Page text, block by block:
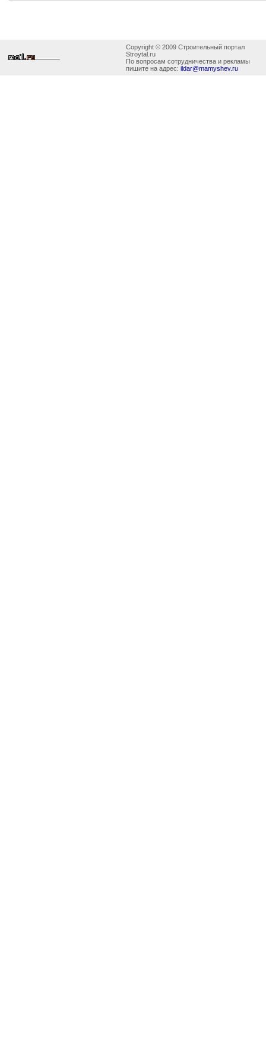
Copyright © 2009 Строительный портал
Stroytal.ru
По вопросам сотрудничества и рекламы
пишите на адрес: ildar@mamyshev.ru